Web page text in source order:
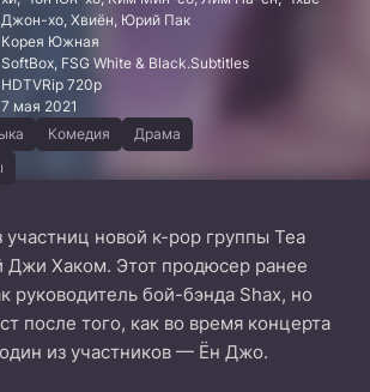
Джон-хо, Хвиён, Юрий Пак
Корея Южная
SoftBox, FSG White & Black.Subtitles
HDTVRip 720p
7 мая 2021
Комедия
Драма
новой к-pop группы Tea
Джи Хаком. Этот продюсер ранее
руководитель бой-бэнда Shax, но
после того, как во время концерта
из участников — Ён Джо.